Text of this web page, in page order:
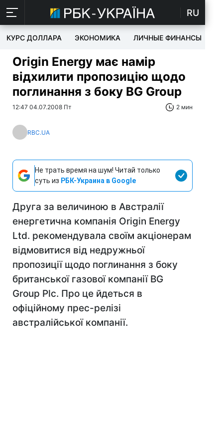
RU
КУРС ДОЛЛАРА ЭКОНОМИКА ЛИЧНЫЕ ФИНАНСЫ
Origin Energy має намір
відхилити пропозицію щодо
поглинання з боку BG Group
12:47 04.07.2008 Пт 2 мин
RBC.UA
Не трать время на шум! Читай только
суть из РБК-Украина в Google
Друга за величиною в Австралії
енергетична компанія Origin Energy
Ltd. рекомендувала своїм акціонерам
відмовитися від недружньої
пропозиції щодо поглинання з боку
британської газової компанії BG
Group Plc. Про це йдеться в
офіційному прес-релізі
австралійської компанії.